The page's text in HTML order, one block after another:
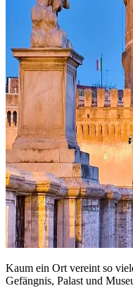
Kaum ein Ort vereint so
Gefängnis, Palast und